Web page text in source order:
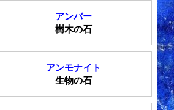
アンバー
樹木の石
アンモナイト
生物の石